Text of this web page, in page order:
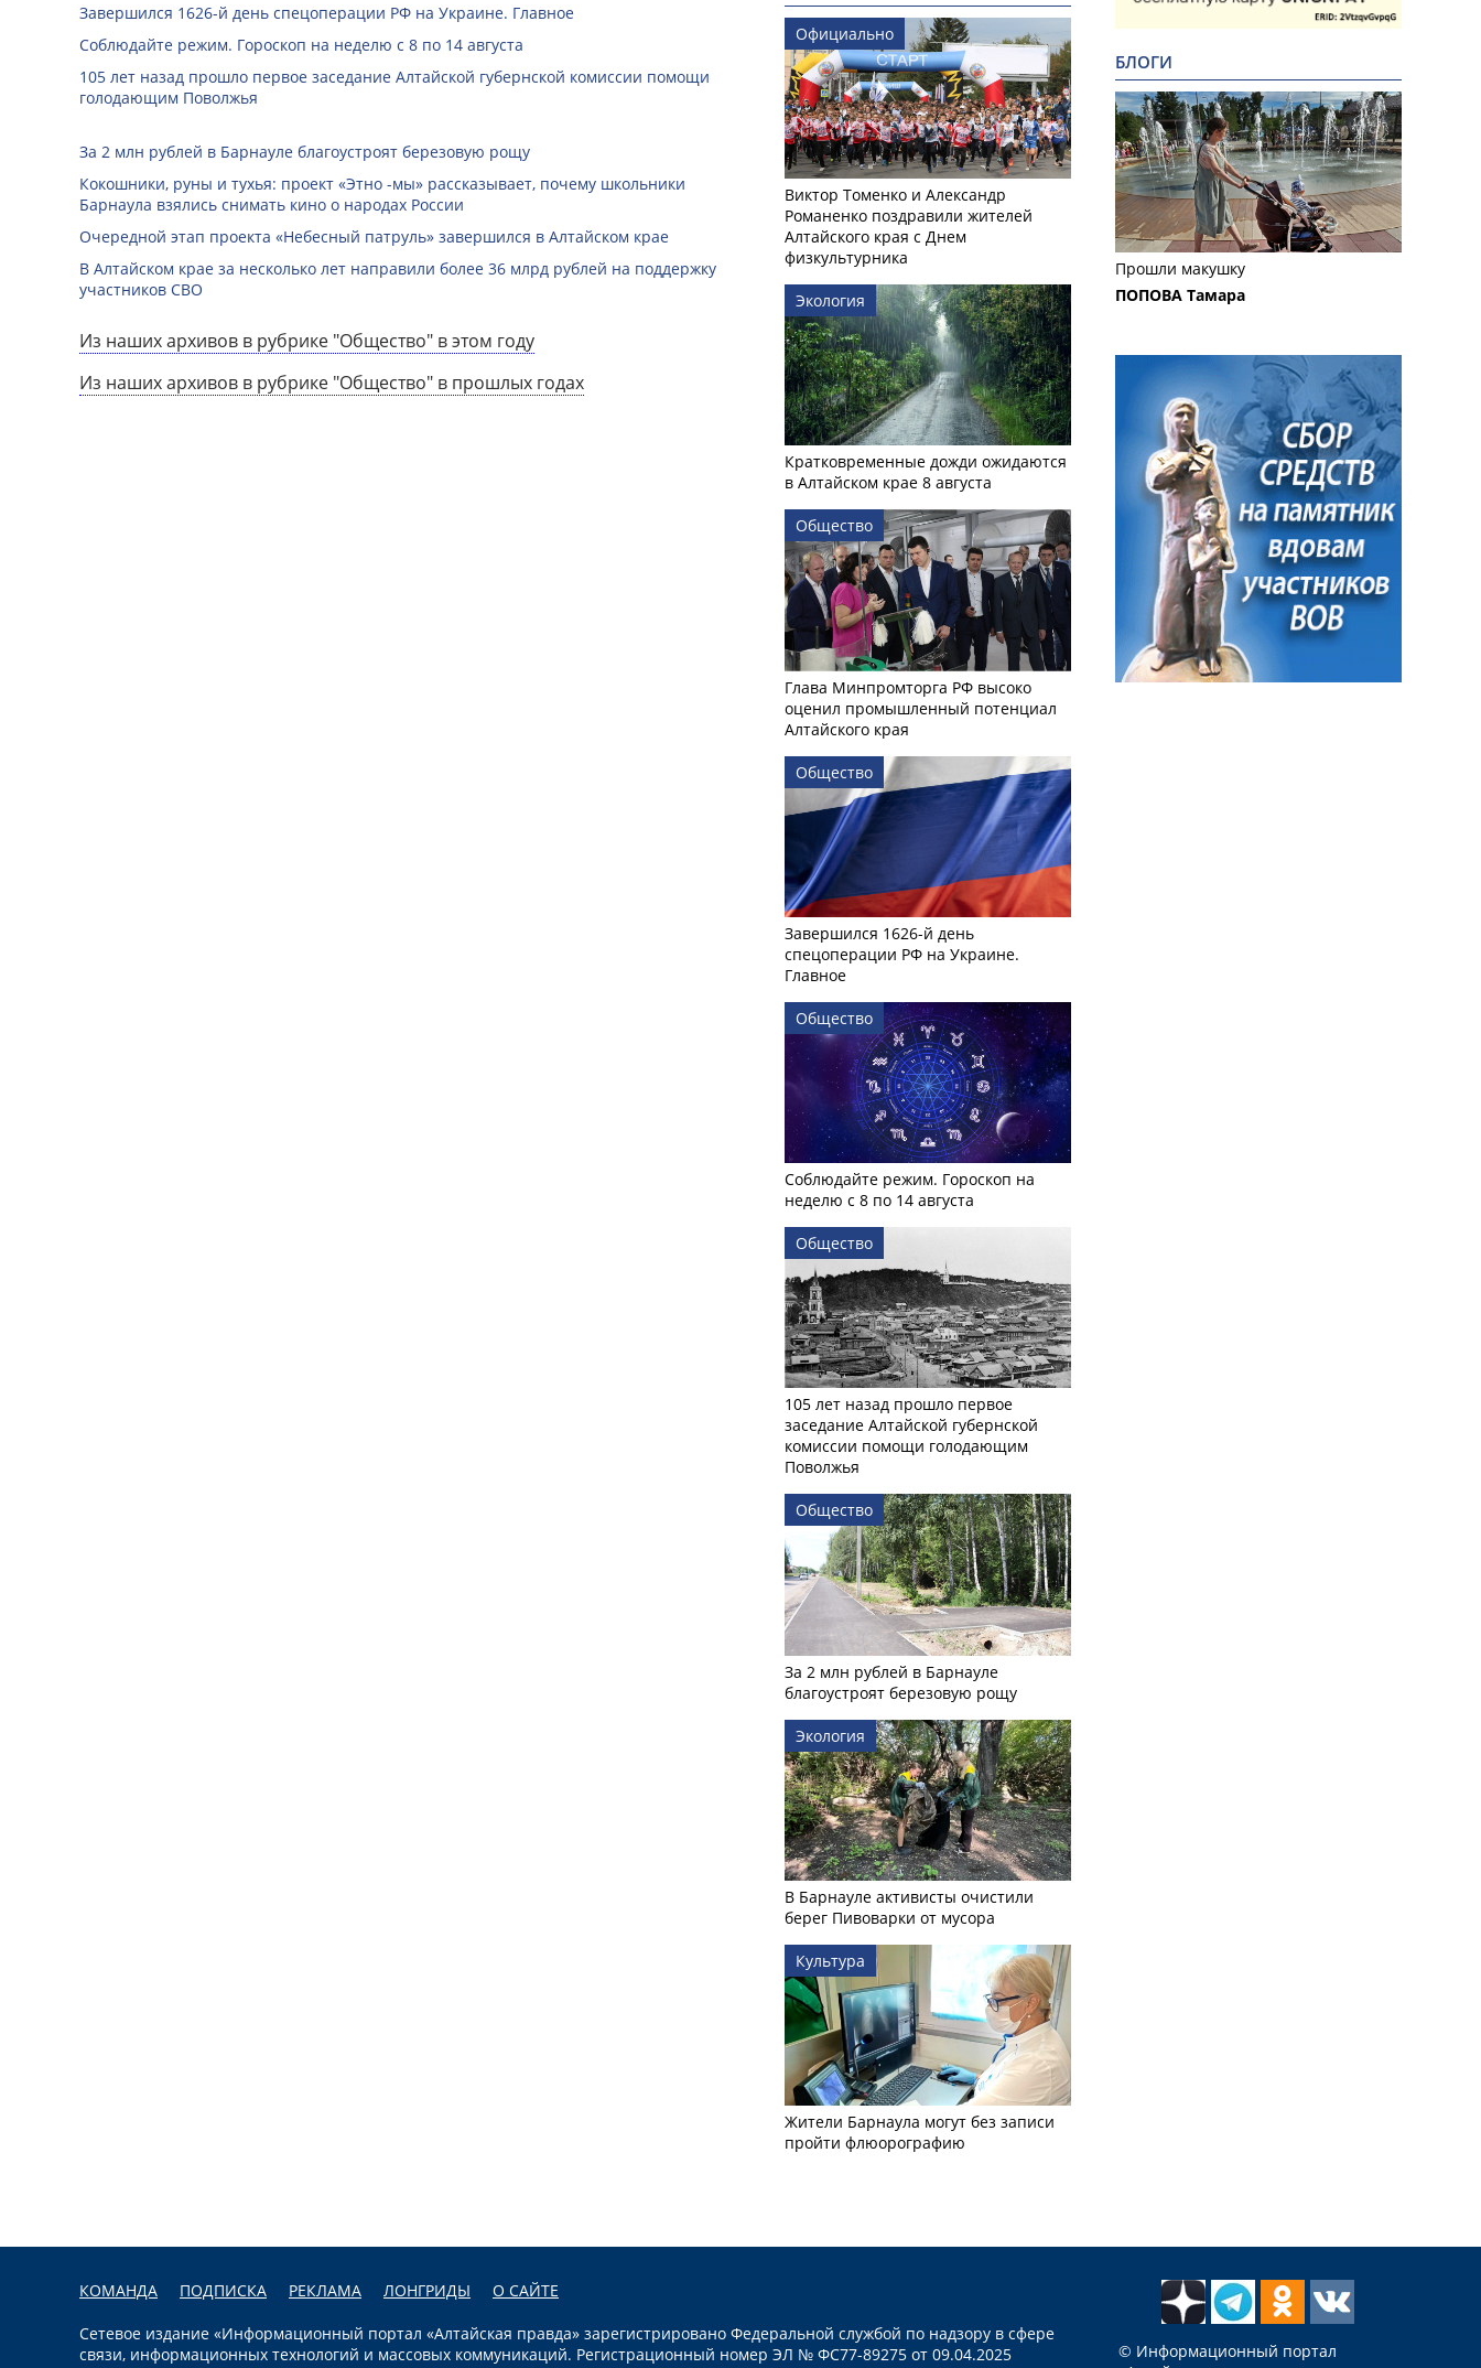
Завершился 1626-й день спецоперации РФ на Украине. Главное
Соблюдайте режим. Гороскоп на неделю с 8 по 14 августа
105 лет назад прошло первое заседание Алтайской губернской комиссии помощи
голодающим Поволжья
За 2 млн рублей в Барнауле благоустроят березовую рощу
Кокошники, руны и тухья: проект «Этно -мы» рассказывает, почему школьники
Барнаула взялись снимать кино о народах России
Очередной этап проекта «Небесный патруль» завершился в Алтайском крае
В Алтайском крае за несколько лет направили более 36 млрд рублей на поддержку
участников СВО
Из наших архивов в рубрике "Общество" в этом году
Из наших архивов в рубрике "Общество" в прошлых годах
Официально
Виктор Томенко и Александр
Романенко поздравили жителей
Алтайского края с Днем
физкультурника
Экология
Кратковременные дожди ожидаются
в Алтайском крае 8 августа
Общество
Глава Минпромторга РФ высоко
оценил промышленный потенциал
Алтайского края
Общество
Завершился 1626-й день
спецоперации РФ на Украине.
Главное
Общество
Соблюдайте режим. Гороскоп на
неделю с 8 по 14 августа
Общество
105 лет назад прошло первое
заседание Алтайской губернской
комиссии помощи голодающим
Поволжья
Общество
За 2 млн рублей в Барнауле
благоустроят березовую рощу
Экология
В Барнауле активисты очистили
берег Пивоварки от мусора
Культура
Жители Барнаула могут без записи
пройти флюорографию
БЛОГИ
Прошли макушку
ПОПОВА Тамара
КОМАНДА ПОДПИСКА РЕКЛАМА ЛОНГРИДЫ О САЙТЕ
Сетевое издание «Информационный портал «Алтайская правда» зарегистрировано Федеральной службой по надзору в сфере
связи, информационных технологий и массовых коммуникаций. Регистрационный номер ЭЛ № ФС77-89275 от 09.04.2025
© Информационный портал